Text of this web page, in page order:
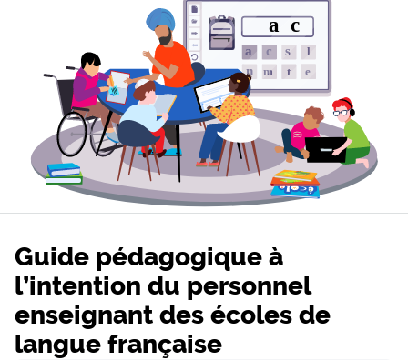
Guide pédagogique à
l’intention du personnel
enseignant des écoles de
langue française